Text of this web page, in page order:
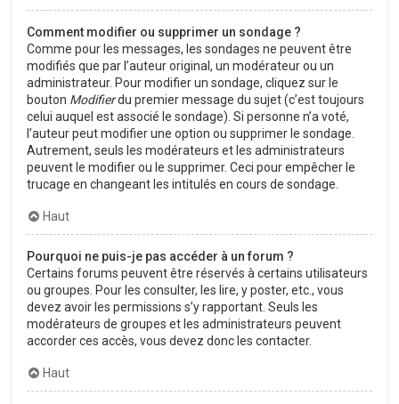
Comment modifier ou supprimer un sondage ?
Comme pour les messages, les sondages ne peuvent être
modifiés que par l’auteur original, un modérateur ou un
administrateur. Pour modifier un sondage, cliquez sur le
bouton Modifierdu premier message du sujet (c’est toujours
celui auquel est associé le sondage). Si personne n’a voté,
l’auteur peut modifier une option ou supprimer le sondage.
Autrement, seuls les modérateurs et les administrateurs
peuvent le modifier ou le supprimer. Ceci pour empêcher le
trucage en changeant les intitulés en cours de sondage.
Haut
Pourquoi ne puis-je pas accéder à un forum ?
Certains forums peuvent être réservés à certains utilisateurs
ou groupes. Pour les consulter, les lire, y poster, etc., vous
devez avoir les permissions s’y rapportant. Seuls les
modérateurs de groupes et les administrateurs peuvent
accorder ces accès, vous devez donc les contacter.
Haut